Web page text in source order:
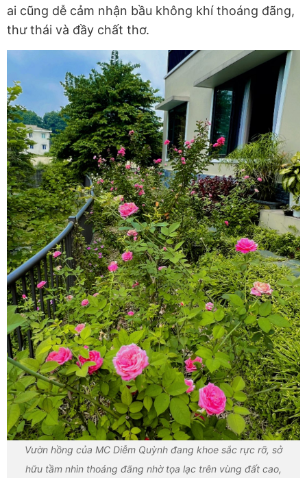
ai cũng dễ cảm nhận bầu không khí thoáng đãng,
thư thái và đầy chất thơ.
Vườn hồng của MC Diễm Quỳnh đang khoe sắc rực rỡ, sở
hữu tầm nhìn thoáng đãng nhờ tọa lạc trên vùng đất cao,